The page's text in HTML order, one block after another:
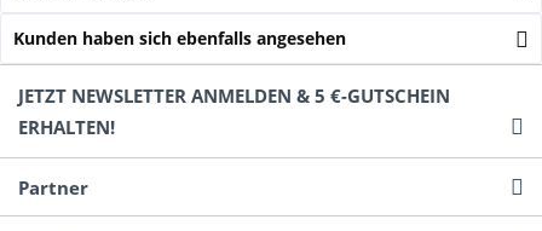
Kunden haben sich ebenfalls angesehen
JETZT NEWSLETTER ANMELDEN & 5 €-GUTSCHEIN
ERHALTEN!
Partner